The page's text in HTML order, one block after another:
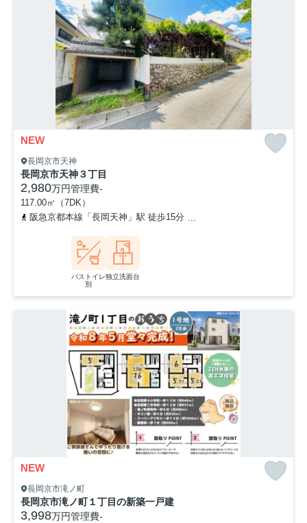
NEW
長岡京市天神
長岡京市天神３丁目
2,980万円管理費-
117.00㎡（7DK）
阪急京都本線「長岡天神」駅 徒歩15分
バストイレ
別
独立洗面台
NEW
長岡京市滝ノ町
長岡京市滝ノ町１丁目の新築一戸建
3,998万円管理費-